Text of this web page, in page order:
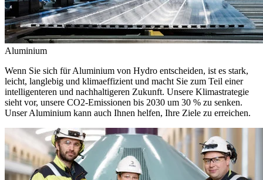
Aluminium
Wenn Sie sich für Aluminium von Hydro entscheiden, ist es stark,
leicht, langlebig und klimaeffizient und macht Sie zum Teil einer
intelligenteren und nachhaltigeren Zukunft. Unsere Klimastrategie
sieht vor, unsere CO2-Emissionen bis 2030 um 30 % zu senken.
Unser Aluminium kann auch Ihnen helfen, Ihre Ziele zu erreichen.